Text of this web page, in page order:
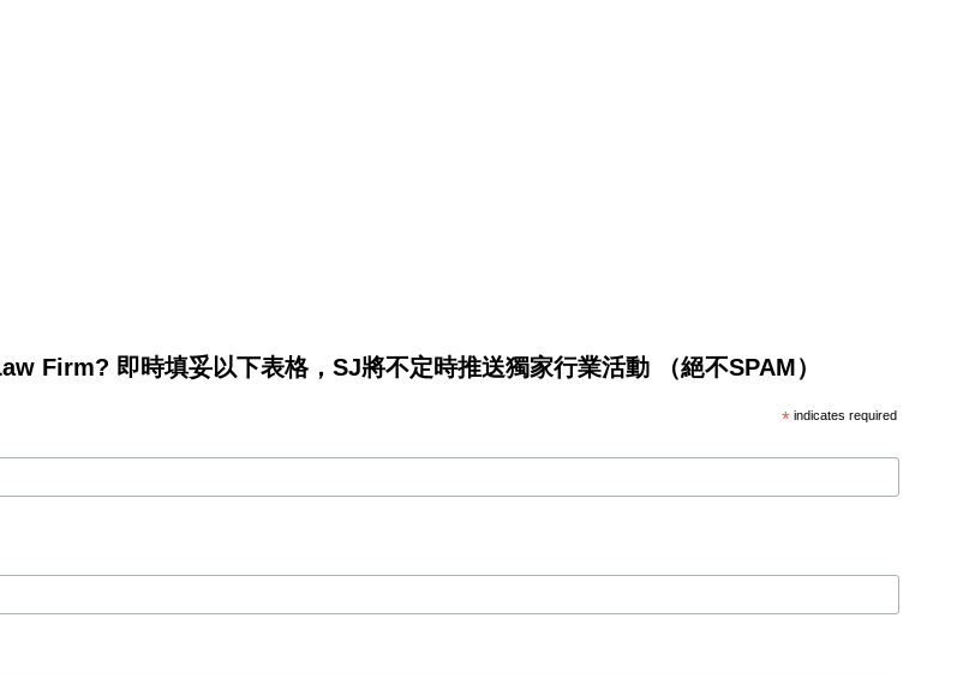
Firm? 即時填妥以下表格，SJ將不定時推送獨家行業活動 （絕不SPAM）
* indicates required